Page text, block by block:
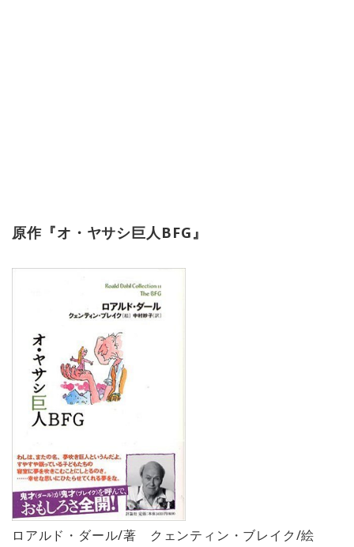
原作『オ・ヤサシ巨人BFG』
ロアルド・ダール/著 クェンティン・ブレイク/絵